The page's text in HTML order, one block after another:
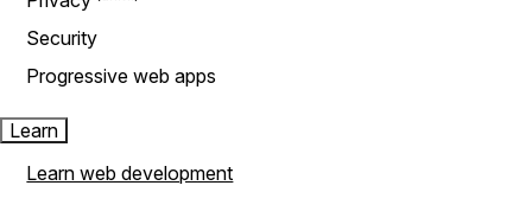
Security
Progressive web apps
Learn
Learn web development